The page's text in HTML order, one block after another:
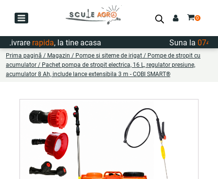
rapida, la tine acasa Suna la
Prima pagină / Magazin / Pompe si siteme de irigat / Pompe de stropit cu
acumulator / Pachet pompa de stropit electrica, 16 L, regulator presiune,
acumulator 8 Ah, include lance extensibila 3 m - COBI SMART®